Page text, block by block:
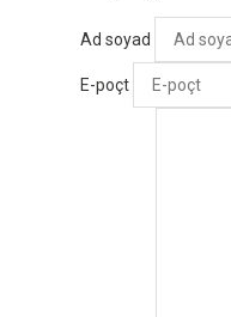
Ad soyad
E-poçt